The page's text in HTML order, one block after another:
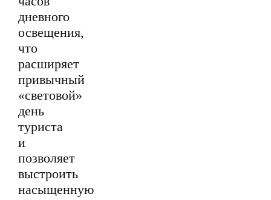
дневного
освещения,
что
расширяет
привычный
«световой»
день
туриста
и
позволяет
выстроить
насыщенную